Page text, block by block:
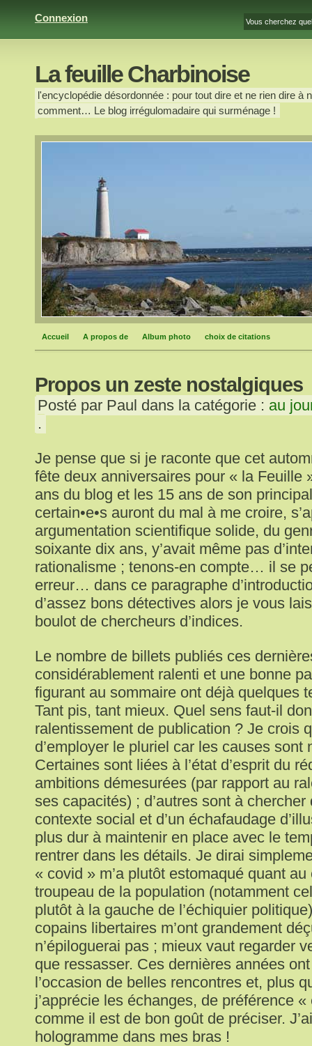
Connexion
La feuille Charbinoise
l'encyclopédie désordonnée : pour tout dire et ne rien dire
comment… Le blog irrégulomadaire qui surménage !
Accueil A propos de Album photo choix de citations
Propos un zeste nostalgiques
Posté par Paul dans la catégorie : au
.
Je pense que si je raconte que cet
fête deux anniversaires pour « la Feuille
ans du blog et les 15 ans de son
certain•e•s auront du mal à me croire,
argumentation scientifique solide, du
soixante dix ans, y’avait même pas
rationalisme ; tenons-en compte… il se
erreur… dans ce paragraphe
d’assez bons détectives alors je vous
boulot de chercheurs d’indices.
Le nombre de billets publiés ces
considérablement ralenti et une bonne
figurant au sommaire ont déjà quelques
Tant pis, tant mieux. Quel sens faut-il
ralentissement de publication ? Je crois
d’employer le pluriel car les causes sont
Certaines sont liées à l’état d’esprit du
ambitions démesurées (par rapport au
ses capacités) ; d’autres sont à chercher
contexte social et d’un échafaudage
plus dur à maintenir en place avec le
rentrer dans les détails. Je dirai
« covid » m’a plutôt estomaqué quant
troupeau de la population (notamment
plutôt à la gauche de l’échiquier
copains libertaires m’ont grandement
n’épiloguerai pas ; mieux vaut regarder
que ressasser. Ces dernières années
l’occasion de belles rencontres et, plus
j’apprécie les échanges, de préférence
comme il est de bon goût de préciser.
hologramme dans mes bras !